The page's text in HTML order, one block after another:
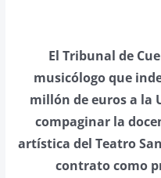
El Tribunal de
musicólogo que
millón de euros a la
compaginar la
artística del Teatro
contrato como